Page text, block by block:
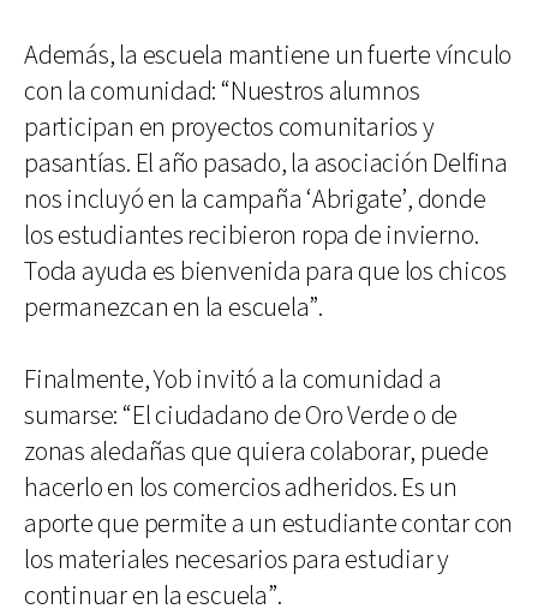
Además, la escuela mantiene un fuerte vínculo
con la comunidad: “Nuestros alumnos
participan en proyectos comunitarios y
pasantías. El año pasado, la asociación Delfina
nos incluyó en la campaña ‘Abrigate’, donde
los estudiantes recibieron ropa de invierno.
Toda ayuda es bienvenida para que los chicos
permanezcan en la escuela”.
Finalmente, Yob invitó a la comunidad a
sumarse: “El ciudadano de Oro Verde o de
zonas aledañas que quiera colaborar, puede
hacerlo en los comercios adheridos. Es un
aporte que permite a un estudiante contar con
los materiales necesarios para estudiar y
continuar en la escuela”.